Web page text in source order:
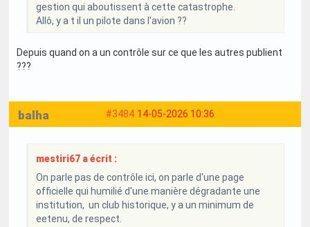
gestion qui aboutissent à cette catastrophe.
Allô, y a t il un pilote dans l'avion ??
Depuis quand on a un contrôle sur ce que les autres publient
???
#3484 14-05-2026 10:36
balha
mestiri67 a écrit :
On parle pas de contrôle ici, on parle d'une page
officielle qui humilié d'une manière dégradante une
institution, un club historique, y a un minimum de
eetenu, de respect.